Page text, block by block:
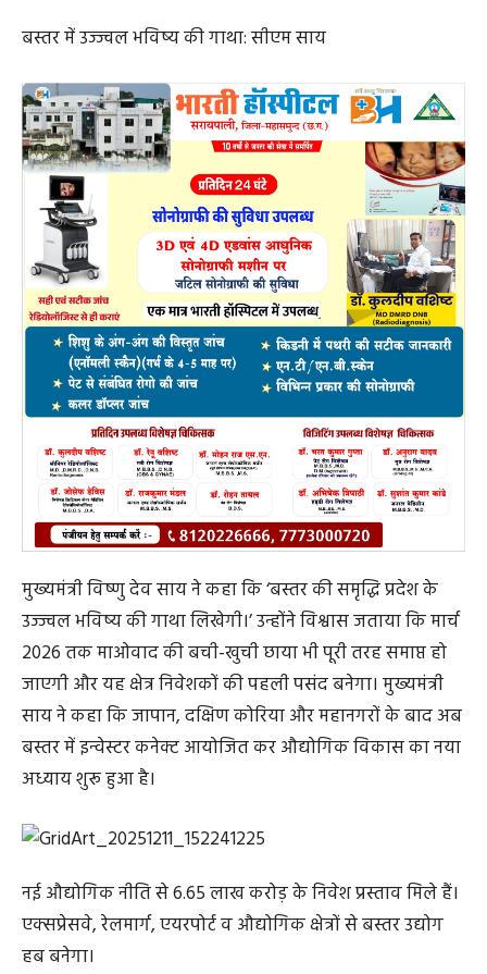
बस्तर में उज्ज्वल भविष्य की गाथा: सीएम साय
मुख्यमंत्री विष्णु देव साय ने कहा कि ‘बस्तर की समृद्धि प्रदेश के
उज्ज्वल भविष्य की गाथा लिखेगी।’ उन्होंने विश्वास जताया कि मार्च
2026 तक माओवाद की बची-खुची छाया भी पूरी तरह समाप्त हो
जाएगी और यह क्षेत्र निवेशकों की पहली पसंद बनेगा। मुख्यमंत्री
साय ने कहा कि जापान, दक्षिण कोरिया और महानगरों के बाद अब
बस्तर में इन्वेस्टर कनेक्ट आयोजित कर औद्योगिक विकास का नया
अध्याय शुरू हुआ है।
नई औद्योगिक नीति से 6.65 लाख करोड़ के निवेश प्रस्ताव मिले हैं।
एक्सप्रेसवे, रेलमार्ग, एयरपोर्ट व औद्योगिक क्षेत्रों से बस्तर उद्योग
हब बनेगा।